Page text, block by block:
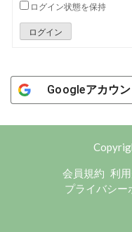
ログイン状態を保持
ログイン
Googleアカウ
会員規約 利
プライバシー